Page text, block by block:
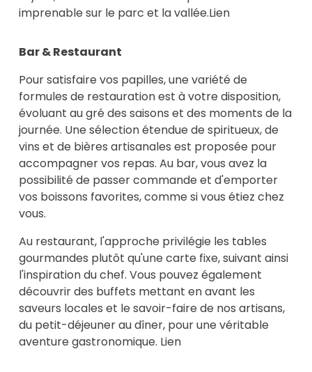
imprenable sur le parc et la vallée.Lien
Bar & Restaurant
Pour satisfaire vos papilles, une variété de
formules de restauration est à votre disposition,
évoluant au gré des saisons et des moments de la
journée. Une sélection étendue de spiritueux, de
vins et de bières artisanales est proposée pour
accompagner vos repas. Au bar, vous avez la
possibilité de passer commande et d'emporter
vos boissons favorites, comme si vous étiez chez
vous.
Au restaurant, l'approche privilégie les tables
gourmandes plutôt qu'une carte fixe, suivant ainsi
l'inspiration du chef. Vous pouvez également
découvrir des buffets mettant en avant les
saveurs locales et le savoir-faire de nos artisans,
du petit-déjeuner au dîner, pour une véritable
aventure gastronomique. Lien